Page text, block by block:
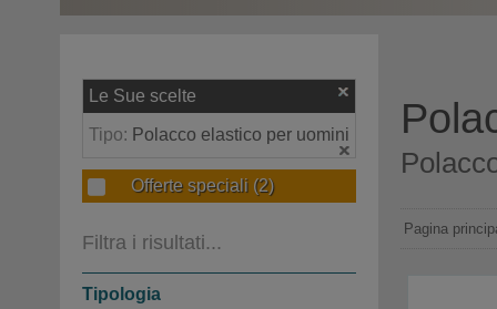
Le Sue scelte
Tipo: Polacco elastico per uomini
Offerte speciali (2)
Filtra i risultati...
Tipologia
Pagina